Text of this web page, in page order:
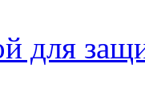
для